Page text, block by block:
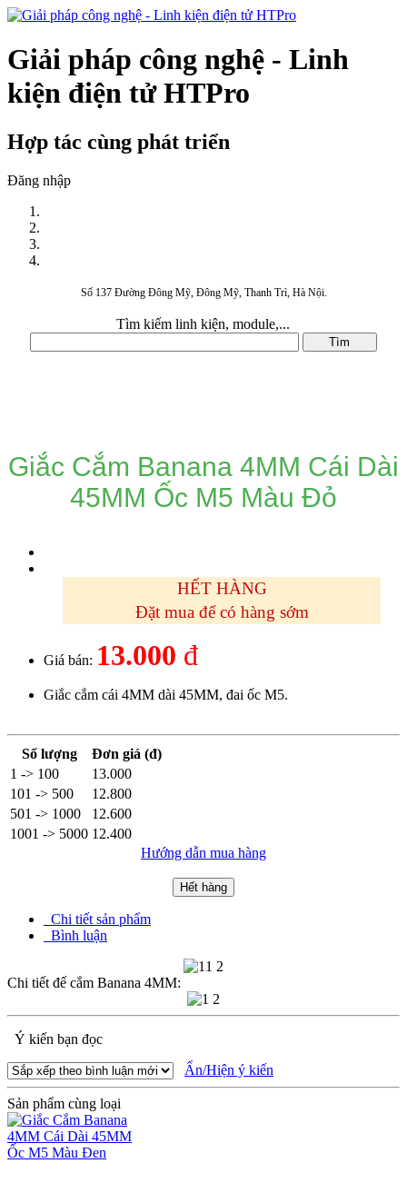
Giải pháp công nghệ - Linh
kiện điện tử HTPro
Hợp tác cùng phát triển
Đăng nhập
Số 137 Đường Đông Mỹ, Đông Mỹ, Thanh Trì, Hà Nội.
Tìm kiếm linh kiện, module,...
Giắc Cắm Banana 4MM Cái Dài
45MM Ốc M5 Màu Đỏ
HẾT HÀNG
Đặt mua để có hàng sớm
Giá bán: 13.000 đ
Giắc cắm cái 4MM dài 45MM, đai ốc M5.
Số lượng
Đơn giá (đ)
1 -> 100
13.000
101 -> 500
12.800
501 -> 1000
12.600
1001 -> 5000 12.400
Hướng dẫn mua hàng
Hết hàng
Chi tiết sản phẩm
Bình luận
Chi tiết đế cắm Banana 4MM:
Ý kiến bạn đọc
Ẩn/Hiện ý kiến
Sản phẩm cùng loại